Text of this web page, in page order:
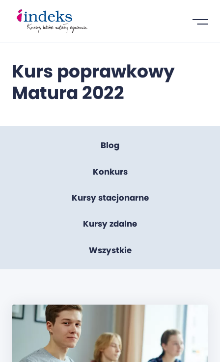
Kurs poprawkowy
Matura 2022
Blog
Konkurs
Kursy stacjonarne
Kursy zdalne
Wszystkie